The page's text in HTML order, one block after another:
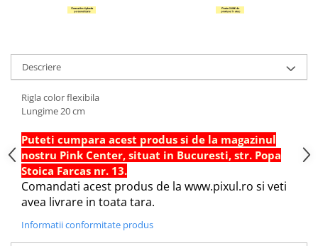
Hartie Quilling
Articole copii si cadouri
Penare
Penar 1 fermoar cu extensii
neechipat
Penar borseta neechipat
Penar 3 fermoare neechipat
Ghiozdane
Pensule
Descriere
Rigla color flexibila
Lungime 20 cm
Puteti cumpara acest produs si de la magazinul
nostru Pink Center, situat in Bucuresti, str. Popa
Stoica Farcas nr. 13.
Comandati acest produs de la www.pixul.ro si veti
avea livrare in toata tara.
Informatii conformitate produs